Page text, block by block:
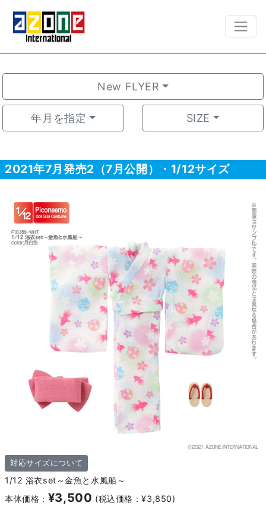
New FLYER
年月を指定 SIZE
2021年7月発売2（7月公開）・1/12サイズ
対応サイズについて
1/12 浴衣set～金魚と水風船～
本体価格： ¥3,500 (税込価格：¥3,850)